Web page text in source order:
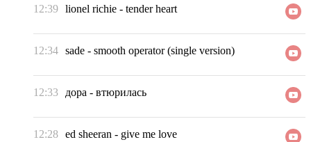
12:39 lionel richie - tender heart
12:34 sade - smooth operator (single version)
12:33 дора - втюрилась
12:28 ed sheeran - give me love